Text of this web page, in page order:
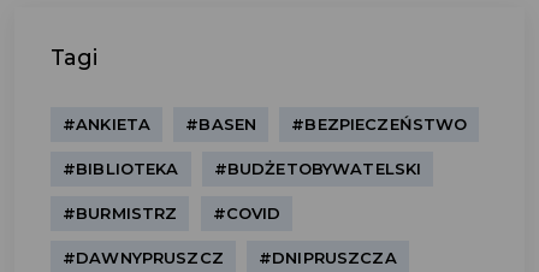
Tagi
#ANKIETA #BASEN #BEZPIECZEŃSTWO
#BIBLIOTEKA #BUDŻETOBYWATELSKI
#BURMISTRZ #COVID
#DAWNYPRUSZCZ #DNIPRUSZCZA